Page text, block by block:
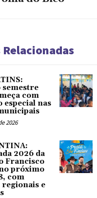
semestre
com
especial nas
2026
2026 da
Francisco
próximo
com
regionais e